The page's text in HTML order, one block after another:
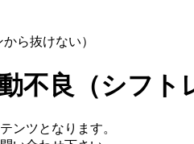
ら抜けない）
不良（シフト
ンツとなります。